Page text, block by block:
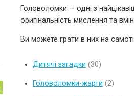
Головоломки — одні з
оригінальність мислення та
Ви можете грати в них на
Дитячі загадки (30)
Головоломки-жарти (2)